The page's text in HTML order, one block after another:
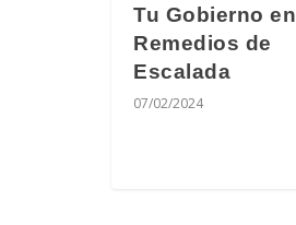
Tu Gobierno en
Remedios de
Escalada
07/02/2024